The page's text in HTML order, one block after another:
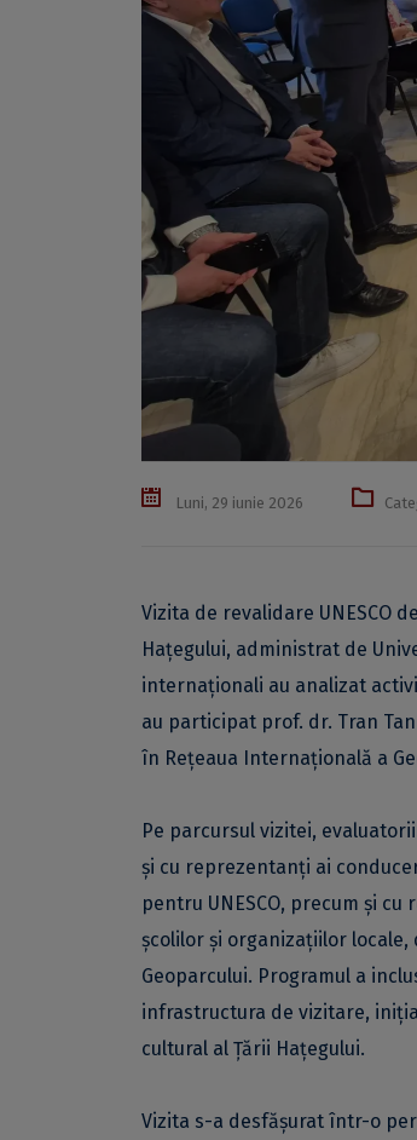
Luni, 29 iunie 2026
Vizita de revalidare UNESCO
Hațegului, administrat de
internaționali au analizat
au participat prof. dr. Tran
în Rețeaua Internațională a
Pe parcursul vizitei,
și cu reprezentanți ai
pentru UNESCO, precum și
școlilor și organizațiilor
Geoparcului. Programul a
infrastructura de vizitare,
cultural al Țării Hațegului.
Vizita s-a desfășurat într-o